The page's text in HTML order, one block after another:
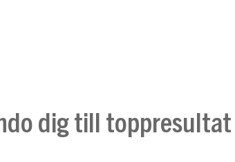
dig till